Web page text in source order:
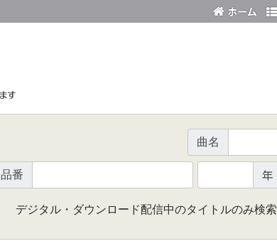
曲名
品番 年
デジタル・ダウンロード配信中のタイトルのみ検索